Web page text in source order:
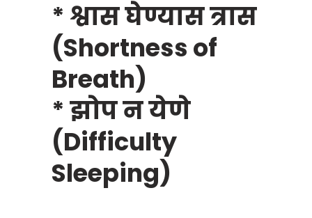
* श्वास घेण्यास त्रास
(Shortness of
Breath)
* झोप न येणे
(Difficulty
Sleeping)